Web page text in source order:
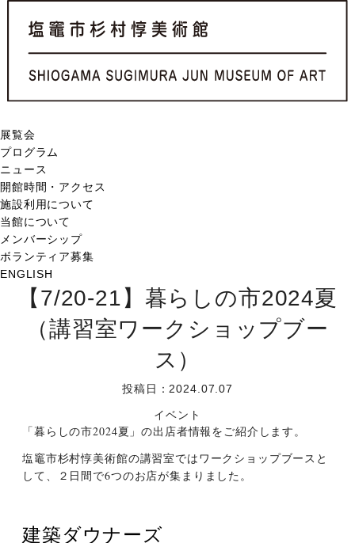
展覧会
プログラム
ニュース
開館時間・アクセス
施設利用について
当館について
メンバーシップ
ボランティア募集
ENGLISH
【7/20-21】暮らしの市2024夏
（講習室ワークショップブー
ス）
投稿日：2024.07.07
イベント
「暮らしの市2024夏」の出店者情報をご紹介します。
塩竈市杉村惇美術館の講習室ではワークショップブースと
して、２日間で6つのお店が集まりました。
建築ダウナーズ